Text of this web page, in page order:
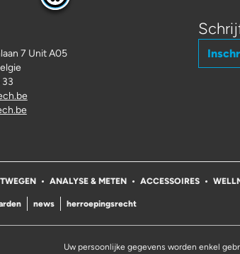
7 Unit A05
ANALYSE & METEN ACCESSOIRES
news herroepingsrecht
Uw persoonlijke gegevens worden enkel